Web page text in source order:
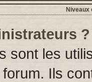
Niveaux
?
sont les
Ils